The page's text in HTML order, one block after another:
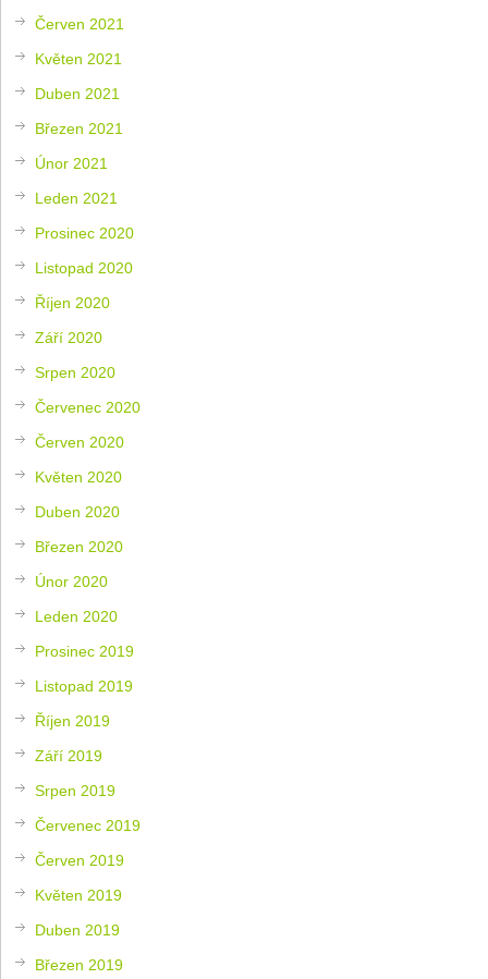
Červen 2021
Květen 2021
Duben 2021
Březen 2021
Únor 2021
Leden 2021
Prosinec 2020
Listopad 2020
Říjen 2020
Září 2020
Srpen 2020
Červenec 2020
Červen 2020
Květen 2020
Duben 2020
Březen 2020
Únor 2020
Leden 2020
Prosinec 2019
Listopad 2019
Říjen 2019
Září 2019
Srpen 2019
Červenec 2019
Červen 2019
Květen 2019
Duben 2019
Březen 2019